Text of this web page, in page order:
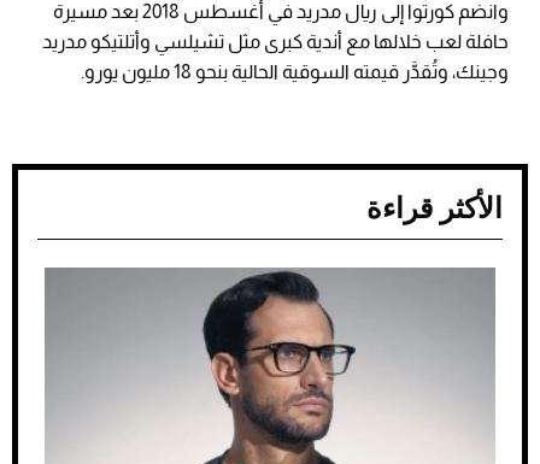
وانضم كورتوا إلى ريال مدريد في أغسطس 2018 بعد مسيرة
حافلة لعب خلالها مع أندية كبرى مثل تشيلسي وأتلتيكو مدريد
وجينك، وتُقدَّر قيمته السوقية الحالية بنحو 18 مليون يورو.
الأكثر قراءة